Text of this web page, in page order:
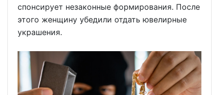
спонсирует незаконные формирования. После
этого женщину убедили отдать ювелирные
украшения.